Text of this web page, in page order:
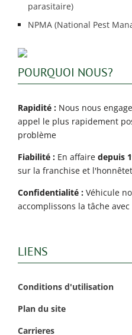
parasitaire)
NPMA (National Pest
POURQUOI NOUS?
Rapidité : Nous nous
appel le plus rapidement
problème
Fiabilité : En affaire depuis
sur la franchise et
Confidentialité : Véhicule
accomplissons la tâche
LIENS
Conditions d'utilisation
Plan du site
Carrieres